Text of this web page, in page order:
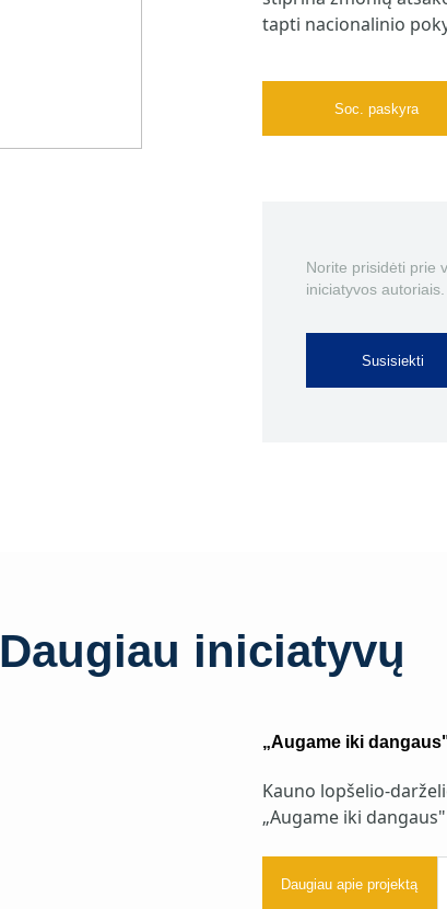
tapti nacionalinio
Soc. paskyra
Norite prisidėti prie
iniciatyvos autoriais.
Susisiekti
Daugiau iniciatyvų
„Augame iki
Kauno lopšelio-
„Augame iki dangaus"
Daugiau apie projektą